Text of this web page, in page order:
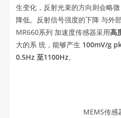
生变化，反射光束的方向则会略
降低。反射信号强度的下降 与外
MR660系列 加速度传感器采用高
大的系 统，能够产生 100mV/g
0.5Hz 至1100Hz。
MEMS传感